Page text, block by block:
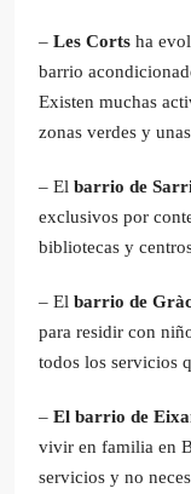
– Les Corts ha
barrio
Existen muchas
zonas verdes y
– El barrio de
exclusivos por
bibliotecas y
– El barrio de
para residir con
todos los servicios
– El barrio de
vivir en familia en
servicios y no